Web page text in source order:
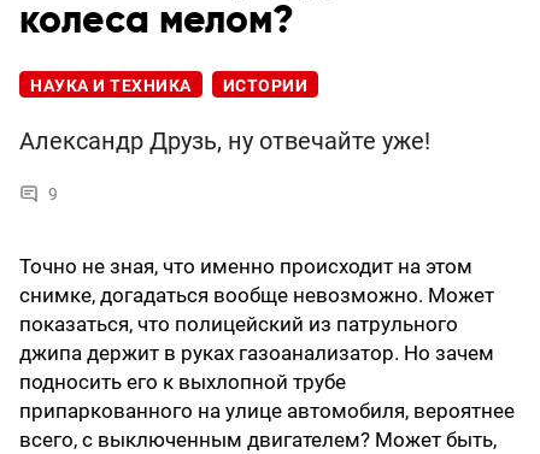
колеса мелом?
НАУКА И ТЕХНИКА ИСТОРИИ
Александр Друзь, ну отвечайте уже!
9
Точно не зная, что именно происходит на этом
снимке, догадаться вообще невозможно. Может
показаться, что полицейский из патрульного
джипа держит в руках газоанализатор. Но зачем
подносить его к выхлопной трубе
припаркованного на улице автомобиля, вероятнее
всего, с выключенным двигателем? Может быть,